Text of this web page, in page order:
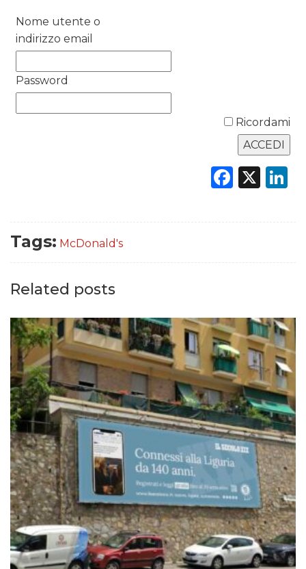
OPINIONI
Nome utente o
indirizzo email
Password
Ricordami
X
Tags: McDonald's
Related posts